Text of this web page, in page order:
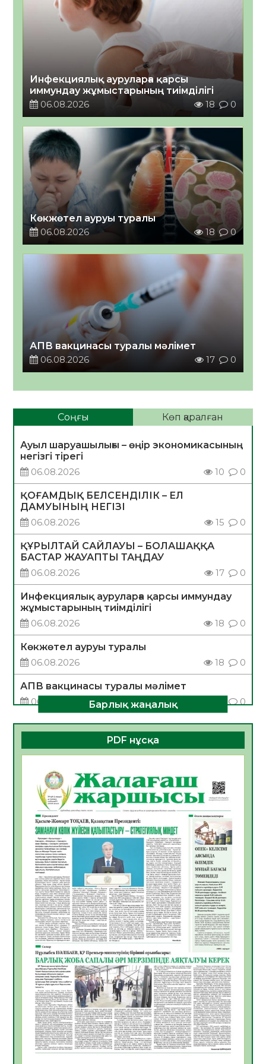
Инфекциялық ауруларға қарсы
иммундау жұмыстарының тиімділігі
06.08.2026
18 0
Көкжөтел ауруы туралы
06.08.2026
18 0
АПВ вакцинасы туралы мәлімет
06.08.2026
17 0
Соңғы Көп қаралған
Ауыл шаруашылығы – өңір экономикасының
негізгі тірегі
06.08.2026
10 0
ҚОҒАМДЫҚ БЕЛСЕНДІЛІК – ЕЛ
ДАМУЫНЫҢ НЕГІЗІ
06.08.2026
15 0
ҚҰРЫЛТАЙ САЙЛАУЫ – БОЛАШАҚҚА
БАСТАР ЖАУАПТЫ ТАҢДАУ
06.08.2026
17 0
Инфекциялық ауруларға қарсы иммундау
жұмыстарының тиімділігі
06.08.2026
18 0
Көкжөтел ауруы туралы
06.08.2026
18 0
АПВ вакцинасы туралы мәлімет
06.08.2026
0
Open Air: Қызылорда облысы полиция
департаменті 20 мыңнан астам
көрерменнің қауіпсіздігін қамтамасыз етті
ҚЫЗЫЛОРДАДА «САНАЛЫ ҰРПАҚ –
ЖАРҚЫН БОЛАШАҚ» АТТЫ КЕҢЕЙТІЛГЕН
МӘЖІЛІС ӨТТІ
05.08.2026
30
Қазақстан Орталық Азиядағы көшуге ең
қолайлы ел атанды
05.08.2026
32
Өрт қауіпсіздігі талаптарын сақтау – әр
азаматтың міндеті
05.08.2026
32
Руслан Рүстемұлы облыс әкімінің
кеңесшісі болып тағайындалды
05.08.2026
29
Цифрландыру саласын дамыту аясында
салынатын жаңа орталықтың жобасы
талқыланды
05.08.2026
29
Барлық жаңалық
PDF нұсқа